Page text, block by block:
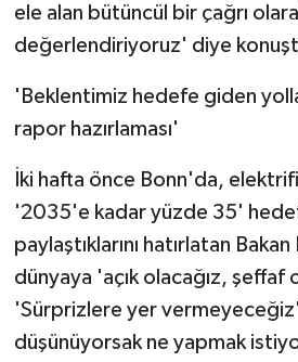
ele alan bütüncül bir çağrı
değerlendiriyoruz' diye
'Beklentimiz hedefe giden
rapor hazırlaması'
İki hafta önce Bonn'da,
'2035'e kadar yüzde 35'
paylaştıklarını hatırlatan
dünyaya 'açık olacağız, şeffaf
'Sürprizlere yer
düşünüyorsak ne yapmak